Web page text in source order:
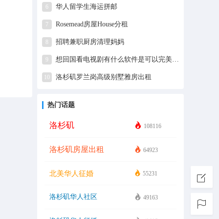
6 华人留学生海运拼邮
7 Rosemead房屋House分租
招聘兼职厨房清理妈妈
9 想回国看电视剧有什么软件是可以完美追剧的？
洛杉矶罗兰岗高级别墅雅房出租
热门话题
洛杉矶 108116
洛杉矶房屋出租 64923
北美华人征婚 55231
洛杉矶华人社区 49163